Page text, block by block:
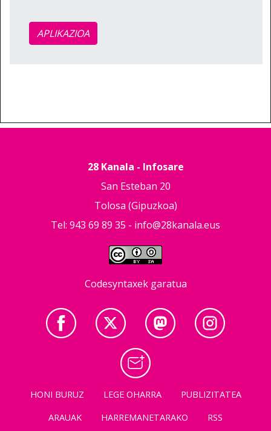
APLIKAZIOA
28 Kanala - Infosare
San Esteban 20
Tolosa (Gipuzkoa)
Tel: 943 69 89 35 - info@28kanala.eus
Codesyntaxek garatua
HONI BURUZ LEGE OHARRA
PUBLIZITATEA
ARAUAK
HARREMANETARAKO RSS